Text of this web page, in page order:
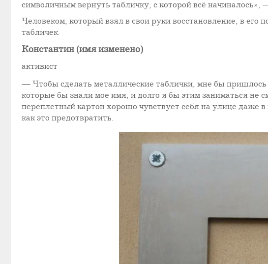
символичным вернуть табличку, с которой всё начиналось»,
Человеком, который взял в свои руки восстановление, в
табличек.
Константин (имя изменено)
активист
— Чтобы сделать металлические таблички, мне бы
которые бы знали мое имя, и долго я бы этим заниматься не
переплетный картон хорошо чувствует себя на улице даже
как это предотвратить.